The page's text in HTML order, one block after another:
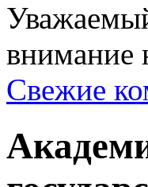
внимание
Свежие